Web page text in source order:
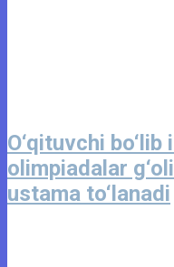
O‘qituvchi
olimpiadalar
ustama to‘lanadi